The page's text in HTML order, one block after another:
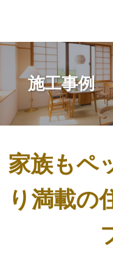
施工事例
家族もペ
り満載の